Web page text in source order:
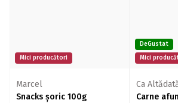
Mici producători
Marcel
Snacks șoric 100g
DeGustat
Mici
Ca
Carne